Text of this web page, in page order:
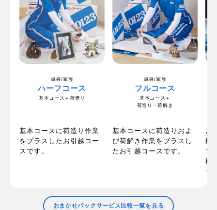
単身/家族
ハーフコース
基本コース＋荷造り
基本コースに荷造り作業
をプラスしたお引越コー
スです。
単身/家族
フルコース
基本コース＋
荷造り・荷解き
基本コースに荷造りおよ
び荷解き作業をプラスし
たお引越コースです。
お
梱
で
標
す
おまかせパックサービス比較一覧を見る